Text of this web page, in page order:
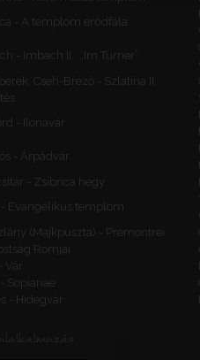
- A templom erődfala
- Imbach II., „Im Turner”
Cseh-Brézó - Szlatina II.
- Ilonavár
- Árpádvár
- Zsibrica hegy
- Evangélikus templom
(Majkpuszta) - Premontrei
Romjai
Vár
Sopianae
- Hidegvár